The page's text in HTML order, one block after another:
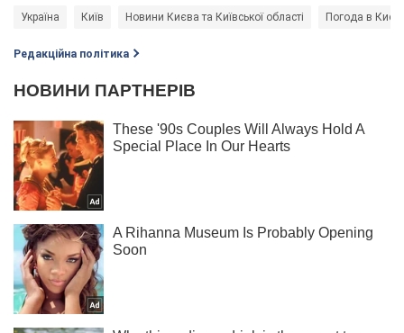
Україна Київ Новини Києва та Київської області Погода в Києві
Редакційна політика